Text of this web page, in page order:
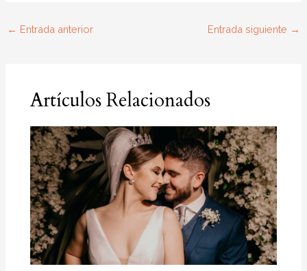
← Entrada anterior Entrada siguiente →
Artículos Relacionados